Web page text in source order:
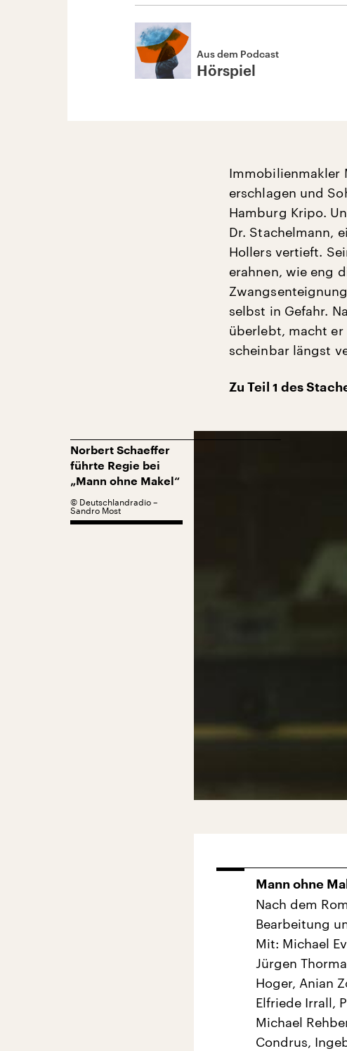
Aus dem Podcast
Hörspiel
Immobilienmakler
erschlagen und
Hamburg Kripo.
Dr. Stachelmann,
Hollers vertieft.
erahnen, wie eng
selbst in Gefahr.
überlebt, macht er
scheinbar längst
Zu Teil 1 des
Norbert Schaeffer
führte Regie bei
„Mann ohne Makel“
© Deutschlandradio –
Sandro Most
Mann ohne
Nach dem
Bearbeitung
Mit: Michael
Jürgen
Hoger, Anian
Elfriede Irrall,
Michael
Condrus,